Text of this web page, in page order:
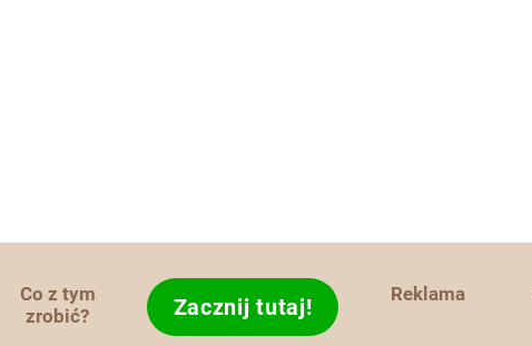
Co z tym
zrobić?
Zacznij tutaj! Reklama